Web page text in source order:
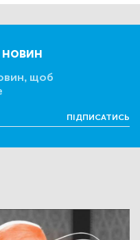
новин
щоб
ПІДПИСАТИСЬ